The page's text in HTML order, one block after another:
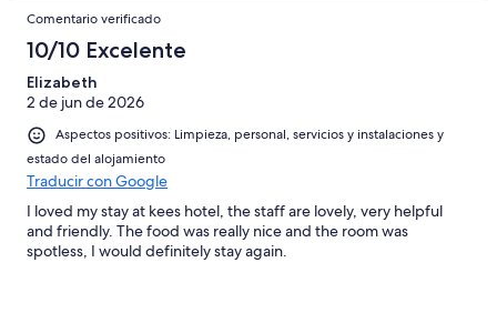
Comentario verificado
10/10 Excelente
Elizabeth
2 de jun de 2026
Aspectos positivos: Limpieza, personal, servicios y instalaciones y
estado del alojamiento
Traducir con Google
I loved my stay at kees hotel, the staff are lovely, very helpful
and friendly. The food was really nice and the room was
spotless, I would definitely stay again.